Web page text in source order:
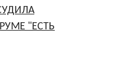
"ЕСТЬ